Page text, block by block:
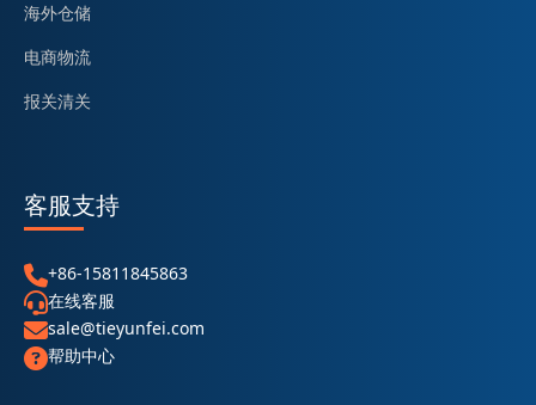
海外仓储
电商物流
报关清关
客服支持
+86-15811845863
在线客服
sale@tieyunfei.com
帮助中心